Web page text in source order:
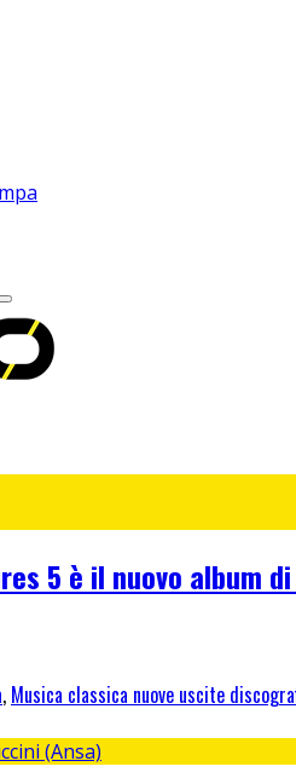
5 è il nuovo album
, Musica classica nuove uscite